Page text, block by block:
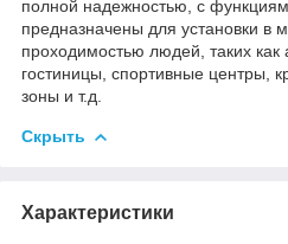
полной надежностью, с
предназначены для установки в
проходимостью людей, таких
гостиницы, спортивные центры,
зоны и т.д.
Скрыть
Характеристики